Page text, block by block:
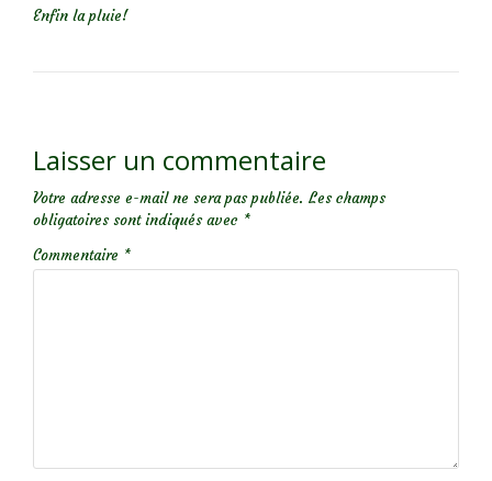
Enfin la pluie!
Laisser un commentaire
Votre adresse e-mail ne sera pas publiée. Les champs
obligatoires sont indiqués avec *
Commentaire *